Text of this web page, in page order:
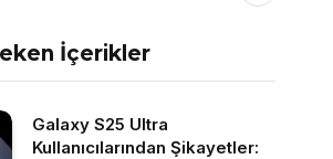
İçerikler
Galaxy S25 Ultra
Kullanıcılarından Şikayetler: